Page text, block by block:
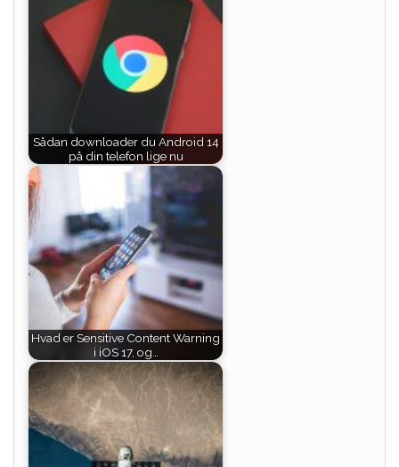
Sådan downloader du Android 14
på din telefon lige nu
Hvad er Sensitive Content Warning
i iOS 17, og…